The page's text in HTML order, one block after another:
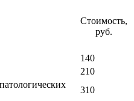
Стоимость,
руб.
140
210
310